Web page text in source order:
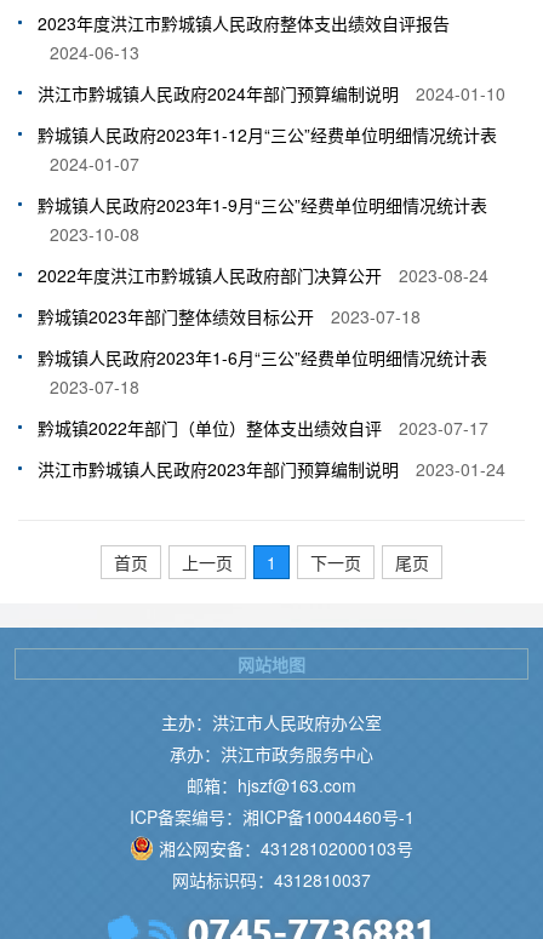
2023年度洪江市黔城镇人民政府整体支出绩效自评报告
2024-06-13
洪江市黔城镇人民政府2024年部门预算编制说明
2024-01-10
黔城镇人民政府2023年1-12月“三公”经费单位明细情况统计表
2024-01-07
黔城镇人民政府2023年1-9月“三公”经费单位明细情况统计表
2023-10-08
2022年度洪江市黔城镇人民政府部门决算公开
2023-08-24
黔城镇2023年部门整体绩效目标公开
2023-07-18
黔城镇人民政府2023年1-6月“三公”经费单位明细情况统计表
2023-07-18
黔城镇2022年部门（单位）整体支出绩效自评
2023-07-17
洪江市黔城镇人民政府2023年部门预算编制说明
2023-01-24
首页 上一页 1 下一页 尾页
主办：洪江市人民政府办公室
承办：洪江市政务服务中心
邮箱：hjszf@163.com
ICP备案编号：湘ICP备10004460号-1
湘公网安备：43128102000103号
网站标识码：4312810037
网站地图